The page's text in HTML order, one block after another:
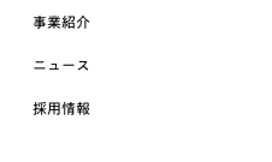
事業紹介
ニュース
採用情報